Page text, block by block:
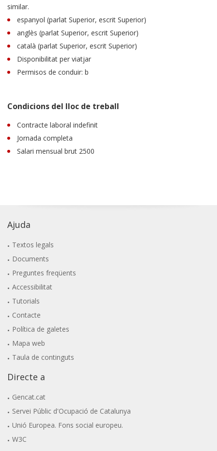
similar.
espanyol (parlat Superior, escrit Superior)
anglès (parlat Superior, escrit Superior)
català (parlat Superior, escrit Superior)
Disponibilitat per viatjar
Permisos de conduir: b
Condicions del lloc de treball
Contracte laboral indefinit
Jornada completa
Salari mensual brut 2500
Ajuda
Textos legals
Documents
Preguntes freqüents
Accessibilitat
Tutorials
Contacte
Política de galetes
Mapa web
Taula de continguts
Directe a
Gencat.cat
Servei Públic d'Ocupació de Catalunya
Unió Europea. Fons social europeu.
W3C